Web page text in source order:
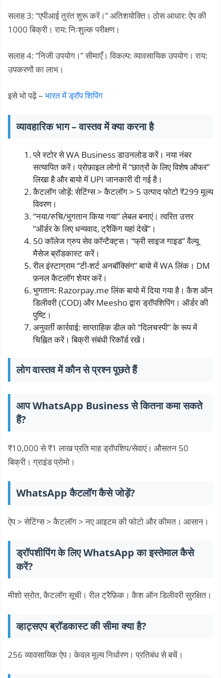
सलाह 3: “एपीआई तुरंत शुरू करें।” अतिशयोक्ति। ठोस आधार: ऐप की
1000 बिक्री। राय: निःशुल्क परीक्षण।
सलाह 4: “निजी उपयोग।” सीमाएँ। विकल्प: व्यावसायिक उपयोग। राय:
उपकरणों का लाभ।
इसे भो पढ़ें – भारत में ड्रॉप शिपिंग
व्यावहारिक भाग – वास्तव में क्या करना है
प्ले स्टोर से WA Business डाउनलोड करें। नया नंबर
सत्यापित करें। प्रोफ़ाइल लोगो में “छात्रों के लिए विशेष ऑफर”
लिखा है और बायो में UPI जानकारी दी गई है।
कैटलॉग जोड़ें: सेटिंग्स > कैटलॉग > 5 उत्पाद फोटो ₹299 मूल्य
विवरण।
“नया/रुचि/भुगतान किया गया” लेबल बनाएं। त्वरित उत्तर
“ऑर्डर के लिए धन्यवाद, ट्रैकिंग यहां देखें”।
50 कॉलेज ग्रुप सेव कॉन्टैक्ट्स। “फ्री साइज गाइड” वैल्यू
मैसेज ब्रॉडकास्ट करें।
रील इंस्टाग्राम “टी-शर्ट अनबॉक्सिंग” बायो में WA लिंक। DM
फ़नल कैटलॉग शेयर करें।
भुगतान: Razorpay.me लिंक बायो में दिया गया है। कैश ऑन
डिलीवरी (COD) और Meesho द्वारा ड्रॉपशिपिंग। ऑर्डर की
पुष्टि।
अनुवर्ती कार्रवाई: साप्ताहिक डील को “दिलचस्पी” के रूप में
चिह्नित करें। बिक्री संबंधी रिकॉर्ड रखें।
लोग वास्तव में कौन से प्रश्न पूछते हैं
आप WhatsApp Business से कितना कमा सकते
हैं?
₹10,000 से ₹1 लाख प्रति माह ड्रॉपशिप/सेवाएं। औसतन 50
बिक्री। ग्राइंड प्रोमो।
WhatsApp कैटलॉग कैसे जोड़ें?
ऐप > सेटिंग्स > कैटलॉग > नए आइटम की फोटो और कीमत। आसान।
ड्रॉपशीपिंग के लिए WhatsApp का इस्तेमाल कैसे
करें?
मीशो स्रोत, कैटलॉग सूची। रील ट्रैफ़िक। कैश ऑन डिलीवरी सुरक्षित।
व्हाट्सएप ब्रॉडकास्ट की सीमा क्या है?
256 व्यावसायिक ऐप। केवल मूल्य निर्धारण। प्रतिबंध से बचें।